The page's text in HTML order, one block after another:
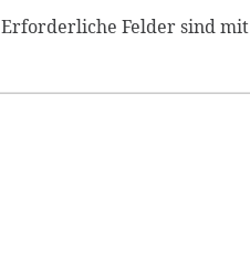
Erforderliche Felder sind mit